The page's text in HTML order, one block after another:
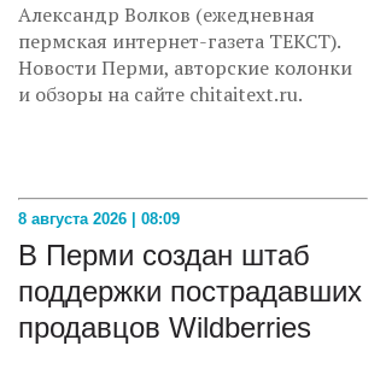
Александр Волков (ежедневная
пермская интернет-газета ТЕКСТ).
Новости Перми, авторские колонки
и обзоры на сайте chitaitext.ru.
8 августа 2026 | 08:09
В Перми создан штаб
поддержки пострадавших
продавцов Wildberries